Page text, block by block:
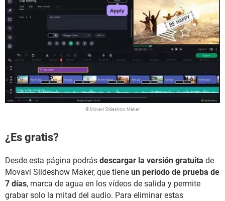
© Movavi Slideshow Maker
¿Es gratis?
Desde esta página podrás descargar la versión gratuita de
Movavi Slideshow Maker, que tiene un período de prueba de
7 días, marca de agua en los vídeos de salida y permite
grabar solo la mitad del audio. Para eliminar estas